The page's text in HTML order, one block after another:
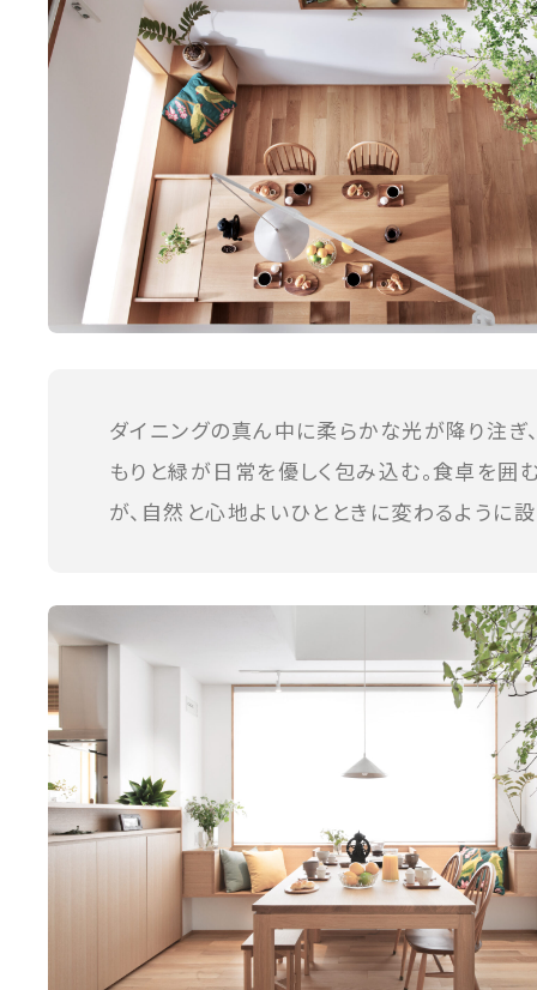
ダイニングの真ん中に柔らかな光が降り注ぎ
もりと緑が日常を優しく包み込む。食卓を囲
が、自然と心地よいひとときに変わるように設